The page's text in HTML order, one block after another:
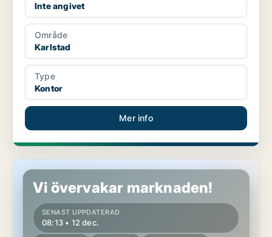
Inte angivet
Område
Karlstad
Type
Kontor
Mer info
Butikslokal i Karlstad
Vi övervakar marknaden!
SENAST UPPDATERAD
08:13 • 12 dec.